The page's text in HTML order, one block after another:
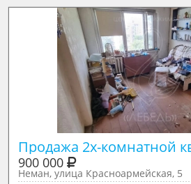
Продажа 2х-комнатной
900 000
Неман, улица Красноармейская, 5